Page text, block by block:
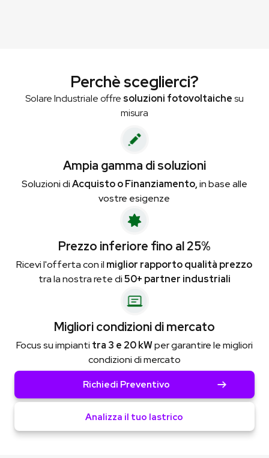
Perchè sceglierci?
Solare Industriale offre soluzioni fotovoltaichesu
misura
Ampia gamma di soluzioni
Soluzioni diAcquisto o Finanziamento,in base alle
vostre esigenze
Prezzo inferiore fino al 25%
Ricevi l'offerta con il miglior rapporto qualità prezzo
tra la nostra rete di50+ partner industriali
Migliori condizioni di mercato
Focus su impianti tra 3 e 20 kWper garantire le migliori
condizioni di mercato
Richiedi Preventivo
Analizza il tuo lastrico